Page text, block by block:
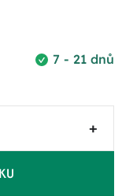
7 - 21 dnů
+